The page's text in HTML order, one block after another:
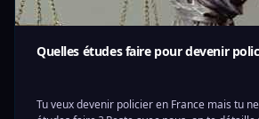
Quelles études faire pour devenir
Tu veux devenir policier en France mais tu